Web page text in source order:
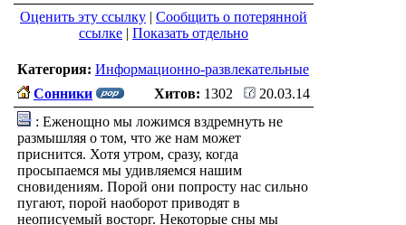
Оценить эту ссылку | Сообщить о потерянной
ссылке | Показать отдельно
Категория: Информационно-развлекательные
Сонники
Хитов: 1302
20.03.14
: Еженощно мы ложимся вздремнуть не
размышляя о том, что же нам может
приснится. Хотя утром, сразу, когда
просыпаемся мы удивляемся нашим
сновидениям. Порой они попросту нас сильно
пугают, порой наоборот приводят в
неописуемый восторг. Некоторые сны мы